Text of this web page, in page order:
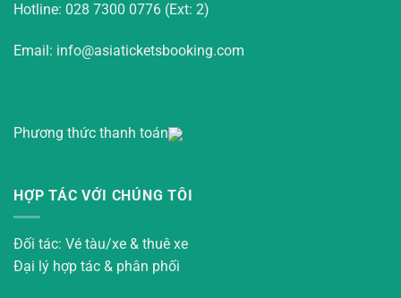
Hotline: 028 7300 0776 (Ext: 2)
Email: info@asiaticketsbooking.com
Phương thức thanh toán
HỢP TÁC VỚI CHÚNG TÔI
Đối tác: Vé tàu/xe & thuê xe
Đại lý hợp tác & phân phối